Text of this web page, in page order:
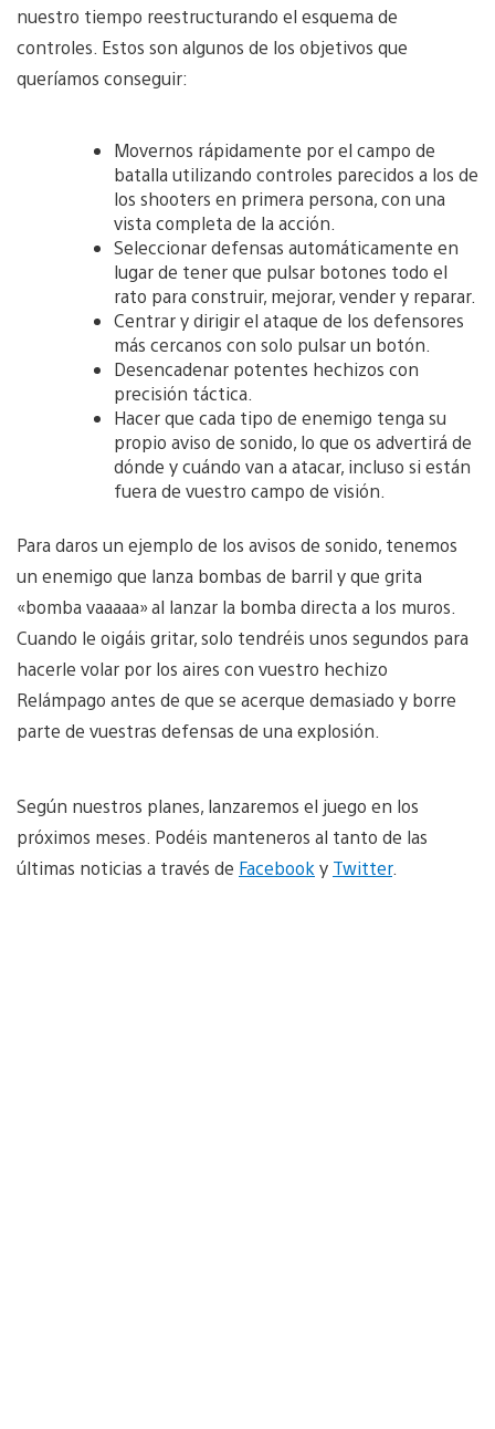
nuestro tiempo reestructurando el esquema de
controles. Estos son algunos de los objetivos que
queríamos conseguir:
Movernos rápidamente por el campo de
batalla utilizando controles parecidos a los de
los shooters en primera persona, con una
vista completa de la acción.
Seleccionar defensas automáticamente en
lugar de tener que pulsar botones todo el
rato para construir, mejorar, vender y reparar.
Centrar y dirigir el ataque de los defensores
más cercanos con solo pulsar un botón.
Desencadenar potentes hechizos con
precisión táctica.
Hacer que cada tipo de enemigo tenga su
propio aviso de sonido, lo que os advertirá de
dónde y cuándo van a atacar, incluso si están
fuera de vuestro campo de visión.
Para daros un ejemplo de los avisos de sonido, tenemos
un enemigo que lanza bombas de barril y que grita
«bomba vaaaaa» al lanzar la bomba directa a los muros.
Cuando le oigáis gritar, solo tendréis unos segundos para
hacerle volar por los aires con vuestro hechizo
Relámpago antes de que se acerque demasiado y borre
parte de vuestras defensas de una explosión.
Según nuestros planes, lanzaremos el juego en los
próximos meses. Podéis manteneros al tanto de las
últimas noticias a través de Facebook y Twitter.